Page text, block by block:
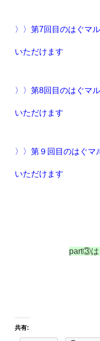
〉〉第7回目のはぐマ
いただけます
〉〉第8回目のはぐマ
いただけます
〉〉第９回目のはぐマ
いただけます
part③は
共有: